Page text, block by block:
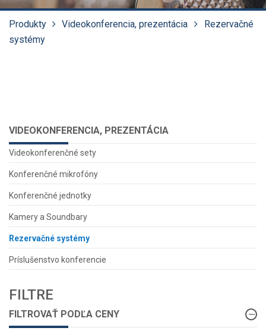
Produkty Videokonferencia, prezentácia
Rezervačné
systémy
VIDEOKONFERENCIA, PREZENTÁCIA
Videokonferenčné sety
Konferenčné mikrofóny
Konferenčné jednotky
Kamery a Soundbary
Rezervačné systémy
Príslušenstvo konferencie
FILTRE
FILTROVAŤ PODĽA CENY